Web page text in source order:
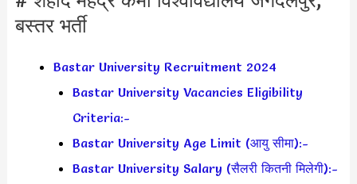
बस्तर भर्ती
Bastar University Recruitment 2024
Bastar University Vacancies Eligibility
Criteria:-
Bastar University Age Limit (आयु सीमा):-
Bastar University Salary (सैलरी कितनी मिलेगी):-